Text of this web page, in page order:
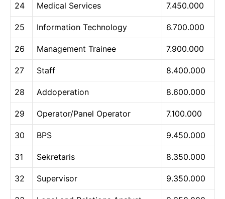
24 Medical Services 7.450.000
25 Information Technology 6.700.000
26 Management Trainee 7.900.000
27 Staff 8.400.000
28 Addoperation 8.600.000
29 Operator/Panel Operator 7.100.000
30 BPS 9.450.000
31 Sekretaris 8.350.000
32 Supervisor 9.350.000